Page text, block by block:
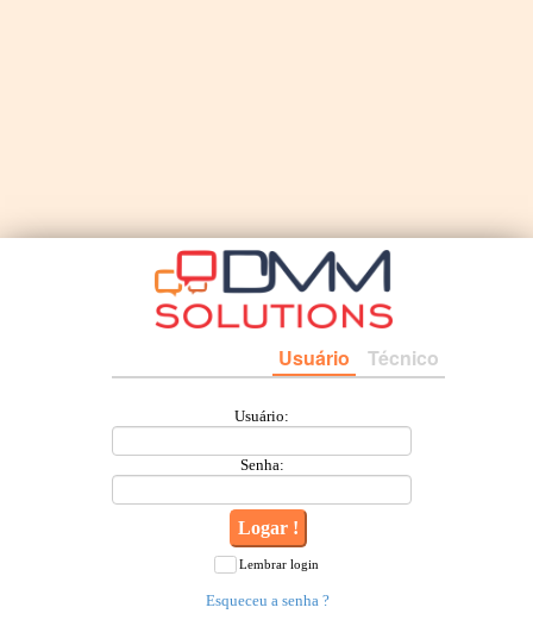
Usuário Técnico
Usuário:
Senha:
Lembrar login
Esqueceu a senha ?